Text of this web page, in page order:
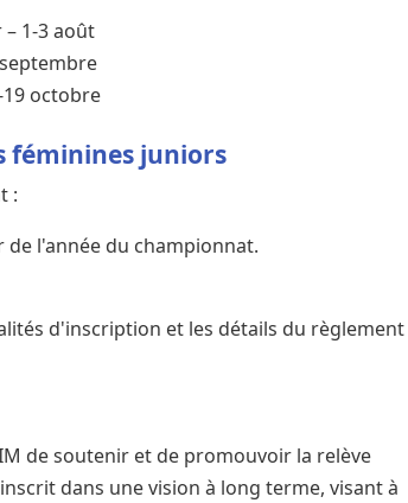
– 1-3 août
19 octobre
féminines juniors
:
de l'année du championnat.
d'inscription et les détails du règlement
de soutenir et de promouvoir la relève
dans une vision à long terme, visant à